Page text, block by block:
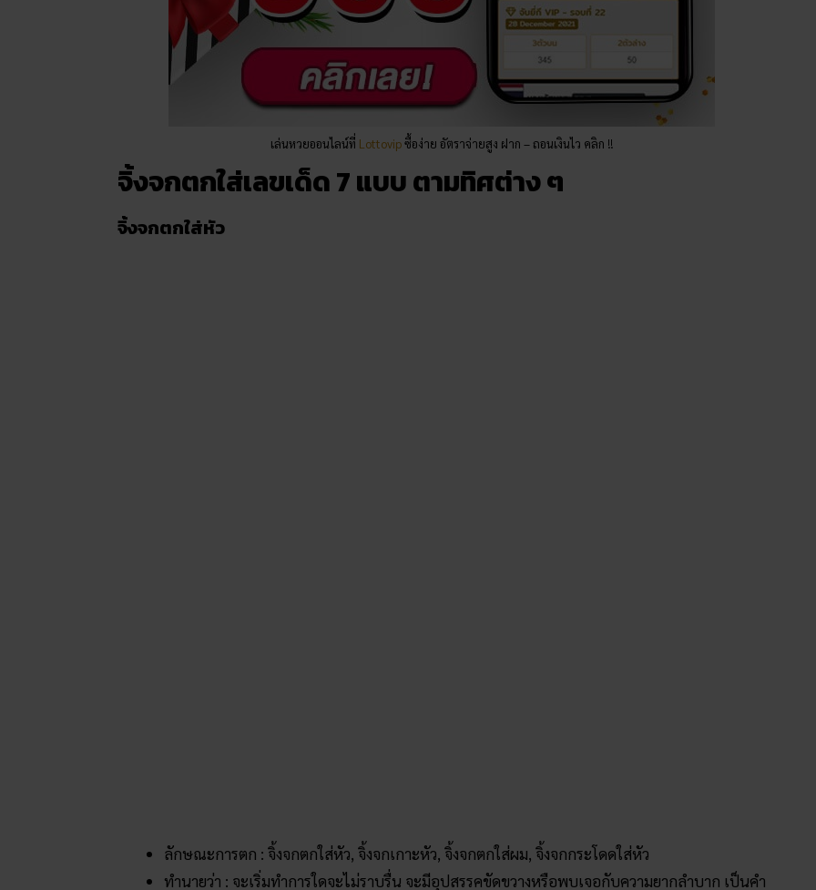
เล่นหวยออนไลน์ที่ Lottovipซื้อง่าย อัตราจ่ายสูง ฝาก – ถอนเงินไว คลิก !!
จิ้งจกตกใส่เลขเด็ด 7 แบบ ตามทิศต่าง ๆ
จิ้งจกตกใส่หัว
ลักษณะการตก : จิ้งจกตกใส่หัว, จิ้งจกเกาะหัว, จิ้งจกตกใส่ผม, จิ้งจกกระโดดใส่หัว
ทำนายว่า : จะเริ่มทำการใดจะไม่ราบรื่น จะมีอุปสรรคขัดขวางหรือพบเจอกับความยากลำบาก เป็นคำ